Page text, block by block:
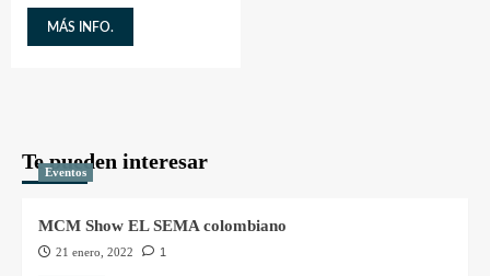
MÁS INFO.
Te pueden interesar
Eventos
MCM Show EL SEMA colombiano
21 enero, 2022 1